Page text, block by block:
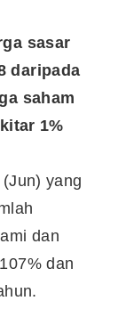
sasar
daripada
saham
1%
yang
dan
dan